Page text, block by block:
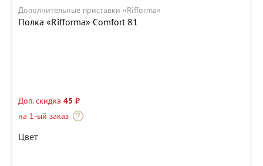
Дополнительные приставки «Rifforma»
Полка «Rifforma» Сomfort 81
Доп. скидка 45 ₽
на 1-ый заказ
Цвет